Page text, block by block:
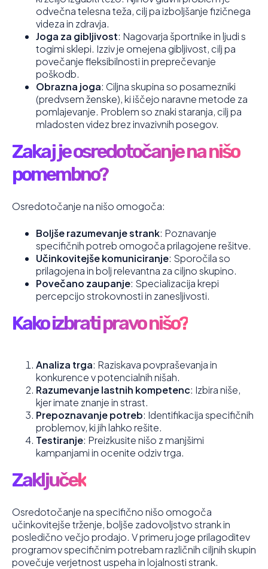
odvečna telesna teža, cilj pa izboljšanje fizičnega
videza in zdravja.
Joga za gibljivost: Nagovarja športnike in ljudi s
togimi sklepi. Izziv je omejena gibljivost, cilj pa
povečanje fleksibilnosti in preprečevanje
poškodb.
Obrazna joga: Ciljna skupina so posamezniki
(predvsem ženske), ki iščejo naravne metode za
pomlajevanje. Problem so znaki staranja, cilj pa
mladosten videz brez invazivnih posegov.
Zakaj je osredotočanje na nišo
pomembno?
Osredotočanje na nišo omogoča:
Boljše razumevanje strank: Poznavanje
specifičnih potreb omogoča prilagojene rešitve.
Učinkovitejše komuniciranje: Sporočila so
prilagojena in bolj relevantna za ciljno skupino.
Povečano zaupanje: Specializacija krepi
percepcijo strokovnosti in zanesljivosti.
Kako izbrati pravo nišo?
Analiza trga: Raziskava povpraševanja in
konkurence v potencialnih nišah.
Razumevanje lastnih kompetenc: Izbira niše,
kjer imate znanje in strast.
Prepoznavanje potreb: Identifikacija specifičnih
problemov, ki jih lahko rešite.
Testiranje: Preizkusite nišo z manjšimi
kampanjami in ocenite odziv trga.
Zaključek
Osredotočanje na specifično nišo omogoča
učinkovitejše trženje, boljše zadovoljstvo strank in
posledično večjo prodajo. V primeru joge prilagoditev
programov specifičnim potrebam različnih ciljnih skupin
povečuje verjetnost uspeha in lojalnosti strank.